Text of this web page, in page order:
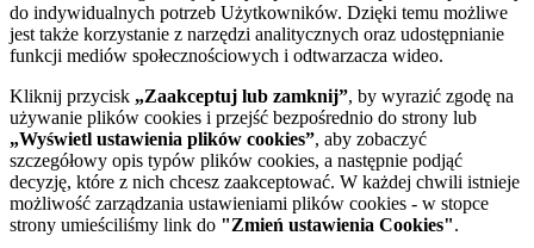
do indywidualnych potrzeb Użytkowników. Dzięki temu możliwe
jest także korzystanie z narzędzi analitycznych oraz udostępnianie
funkcji mediów społecznościowych i odtwarzacza wideo.
Kliknij przycisk „Zaakceptuj lub zamknij”, by wyrazić zgodę na
używanie plików cookies i przejść bezpośrednio do strony lub
„Wyświetl ustawienia plików cookies”, aby zobaczyć
szczegółowy opis typów plików cookies, a następnie podjąć
decyzję, które z nich chcesz zaakceptować. W każdej chwili istnieje
możliwość zarządzania ustawieniami plików cookies - w stopce
strony umieściliśmy link do "Zmień ustawienia Cookies".